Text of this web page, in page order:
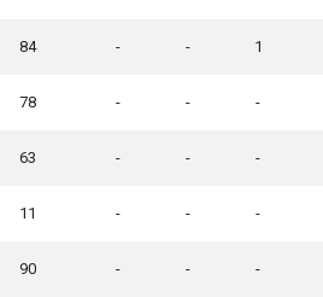
84 - - 1
78 - - -
63 - - -
11 - - -
90 - - -